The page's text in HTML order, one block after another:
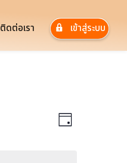
ติดต่อเรา เข้าสู่ระบบ
Views
Event
Views
Day